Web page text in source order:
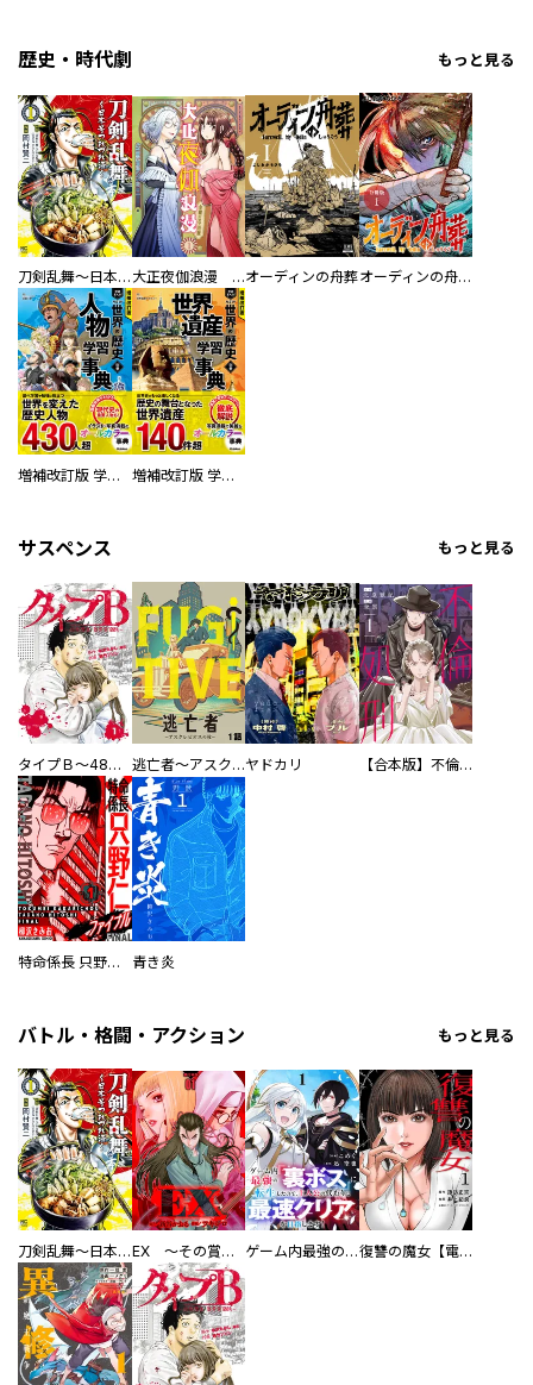
歴史・時代劇 もっと見る
刀剣乱舞～日本号つれづれ酒～ 大正夜伽浪漫 －金曜日の花嫁—オーディンの舟葬 オーディンの舟葬 分冊版
増補改訂版 学研まんが NEW世界の歴史 別巻 人物学習事典 増補改訂版 学研まんが NEW世界の歴史 別巻 世界遺産学習事典
サスペンス もっと見る
タイプＢ～48時間後、致死率100％～【単話】 逃亡者～アスクレピオスの杖～ヤドカリ 【合本版】不倫処刑
特命係長 只野仁ファイナル 愛蔵版 青き炎
バトル・格闘・アクション もっと見る
刀剣乱舞～日本号つれづれ酒～ EX ～その賞金稼ぎは、世界の出口を探す～【単行本版】 ゲーム内最強の『裏ボス』に転生したので、主人公の代わりに最速クリアを目指します！【電子単行本版】 復讐の魔女【電子単行本版】